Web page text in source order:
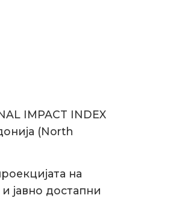
IMPACT INDEX
(North
на
јавно достапни